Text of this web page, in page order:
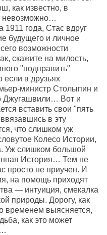
как известно, в
невозможно…
года, Стас вдруг
будущего и личное
возможности
скажите на милость,
"подправить"
в друзьях
министр Столыпин и
Джугашвили… Вот и
вставить свои "пять
в эту
что слишком уж
Колесо Истории,
Уж слишком большой
История… Тем не
просто не приучен. И
на помощь приходят
— интуиция, смекалка
природы. Дорогу, как
временем выясняется,
как это может